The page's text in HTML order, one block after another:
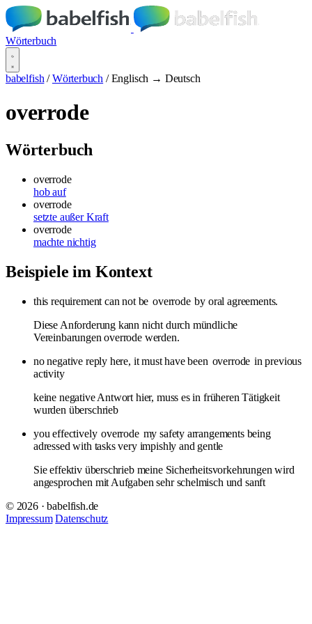
Wörterbuch
babelfish / Wörterbuch / Englisch → Deutsch
overrode
Wörterbuch
overrode
hob auf
overrode
setzte außer Kraft
overrode
machte nichtig
Beispiele im Kontext
this requirement can not be overrode by oral agreements.
Diese Anforderung kann nicht durch mündliche
Vereinbarungen overrode werden.
no negative reply here, it must have been overrode in previous
activity
keine negative Antwort hier, muss es in früheren Tätigkeit
wurden überschrieb
you effectively overrode my safety arrangements being
adressed with tasks very impishly and gentle
Sie effektiv überschrieb meine Sicherheitsvorkehrungen wird
angesprochen mit Aufgaben sehr schelmisch und sanft
© 2026 · babelfish.de
Impressum Datenschutz